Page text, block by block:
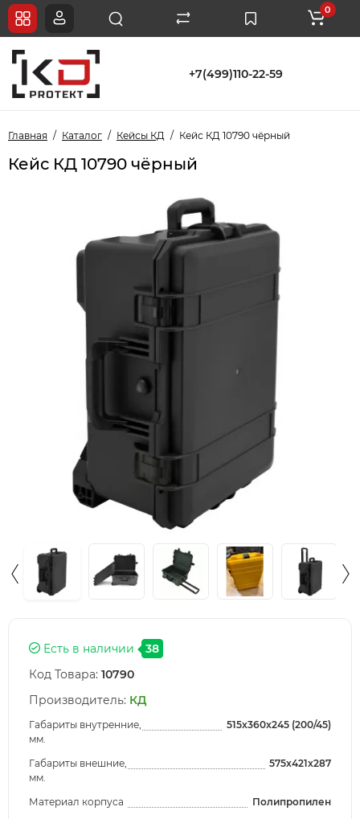
+7(499)110-22-59
0
Главная Каталог Кейсы КД Кейс КД 10790 чёрный
Кейс КД 10790 чёрный
Есть в наличии
38
Код Товара: 10790
Производитель: КД
Габариты внутренние,
мм.
515x360x245 (200/45)
Габариты внешние,
мм.
575x421x287
Материал корпуса
Полипропилен